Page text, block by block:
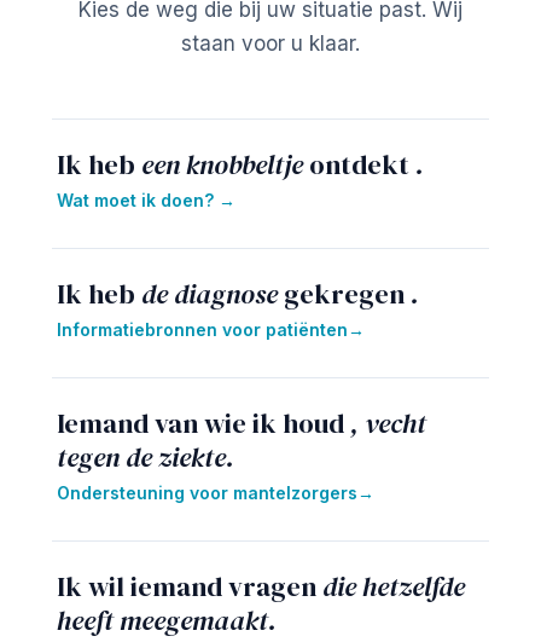
Kies de weg die bij uw situatie past. Wij
staan voor u klaar.
Ik heb een knobbeltjeontdekt.
Wat moet ik doen? →
Ik heb de diagnosegekregen.
Informatiebronnen voor patiënten→
Iemand van wie ik houd, vecht
tegen de ziekte.
Ondersteuning voor mantelzorgers→
Ik wil iemand vragendie hetzelfde
heeft meegemaakt.